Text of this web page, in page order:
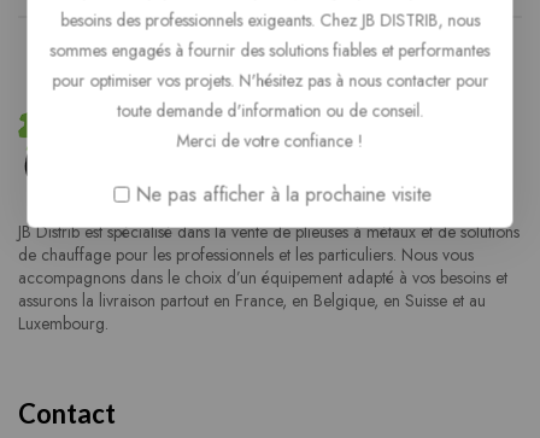
JB Distrib est spécialisé dans la vente de plieuses à métaux et de solutions
de chauffage pour les professionnels et les particuliers. Nous vous
accompagnons dans le choix d’un équipement adapté à vos besoins et
assurons la livraison partout en France, en Belgique, en Suisse et au
Luxembourg.
Contact
besoins des professionnels exigeants. Chez JB DISTRIB, nous
sommes engagés à fournir des solutions fiables et performantes
pour optimiser vos projets. N'hésitez pas à nous contacter pour
toute demande d'information ou de conseil.
Merci de votre confiance !
Ne pas afficher à la prochaine visite